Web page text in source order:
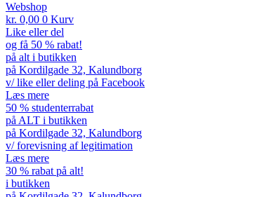
Webshop
kr. 0,00 0 Kurv
Like eller del
og få 50 % rabat!
på alt i butikken
på Kordilgade 32, Kalundborg
v/ like eller deling på Facebook
Læs mere
50 % studenterrabat
på ALT i butikken
på Kordilgade 32, Kalundborg
v/ forevisning af legitimation
Læs mere
30 % rabat på alt!
i butikken